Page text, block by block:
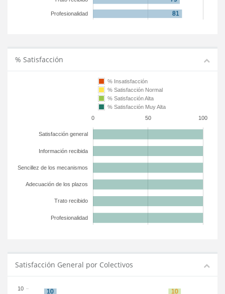
Profesionalidad
% Satisfacción
0 50 100
Satisfacción general
Información recibida
Sencillez de los mecanismos
Adecuación de los plazos
Trato recibido
Profesionalidad
% Insatisfacción
% Satisfacción Normal
% Satisfacción Alta
% Satisfacción Muy Alta
Satisfacción General por Colectivos
10